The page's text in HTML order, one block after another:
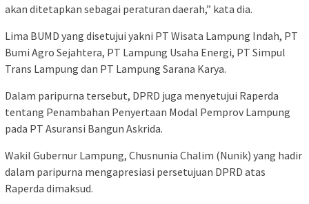
akan ditetapkan sebagai peraturan daerah,” kata dia.
Lima BUMD yang disetujui yakni PT Wisata Lampung Indah, PT
Bumi Agro Sejahtera, PT Lampung Usaha Energi, PT Simpul
Trans Lampung dan PT Lampung Sarana Karya.
Dalam paripurna tersebut, DPRD juga menyetujui Raperda
tentang Penambahan Penyertaan Modal Pemprov Lampung
pada PT Asuransi Bangun Askrida.
Wakil Gubernur Lampung, Chusnunia Chalim (Nunik) yang hadir
dalam paripurna mengapresiasi persetujuan DPRD atas
Raperda dimaksud.